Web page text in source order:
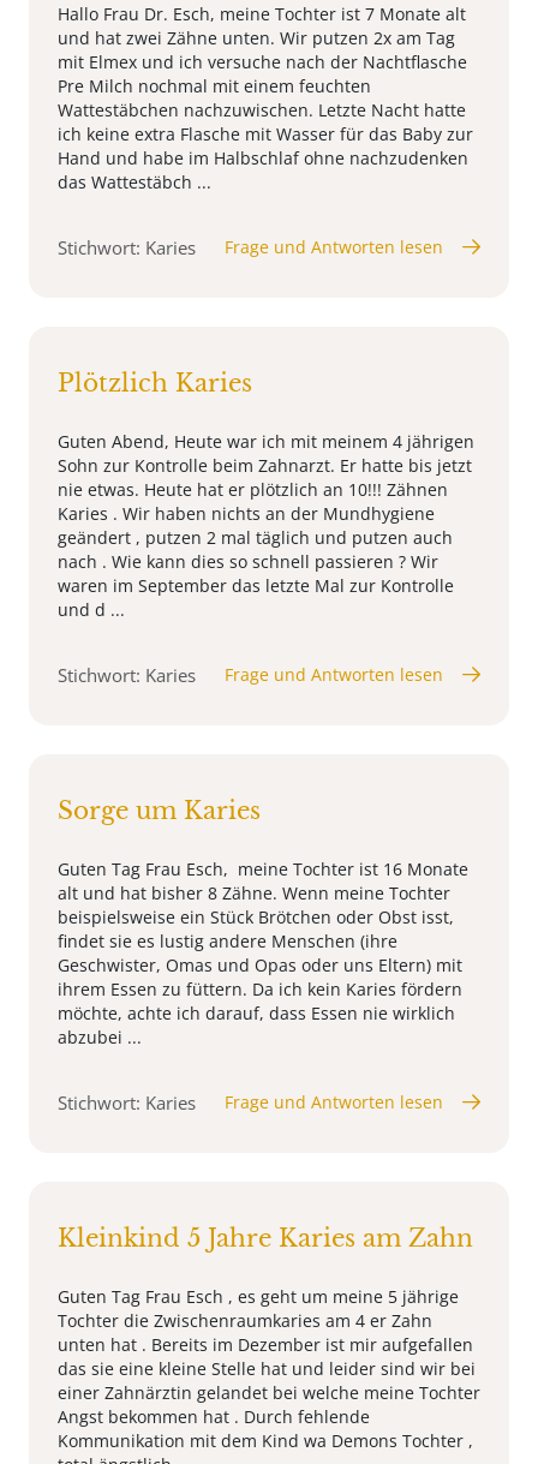
Hallo Frau Dr. Esch, meine Tochter ist 7 Monate alt
und hat zwei Zähne unten. Wir putzen 2x am Tag
mit Elmex und ich versuche nach der Nachtflasche
Pre Milch nochmal mit einem feuchten
Wattestäbchen nachzuwischen. Letzte Nacht hatte
ich keine extra Flasche mit Wasser für das Baby zur
Hand und habe im Halbschlaf ohne nachzudenken
das Wattestäbch ...
Stichwort: Karies Frage und Antworten lesen
Plötzlich Karies
Guten Abend, Heute war ich mit meinem 4 jährigen
Sohn zur Kontrolle beim Zahnarzt. Er hatte bis jetzt
nie etwas. Heute hat er plötzlich an 10!!! Zähnen
Karies . Wir haben nichts an der Mundhygiene
geändert , putzen 2 mal täglich und putzen auch
nach . Wie kann dies so schnell passieren ? Wir
waren im September das letzte Mal zur Kontrolle
und d ...
Stichwort: Karies Frage und Antworten lesen
Sorge um Karies
Guten Tag Frau Esch, meine Tochter ist 16 Monate
alt und hat bisher 8 Zähne. Wenn meine Tochter
beispielsweise ein Stück Brötchen oder Obst isst,
findet sie es lustig andere Menschen (ihre
Geschwister, Omas und Opas oder uns Eltern) mit
ihrem Essen zu füttern. Da ich kein Karies fördern
möchte, achte ich darauf, dass Essen nie wirklich
abzubei ...
Stichwort: Karies Frage und Antworten lesen
Kleinkind 5 Jahre Karies am Zahn
Guten Tag Frau Esch , es geht um meine 5 jährige
Tochter die Zwischenraumkaries am 4 er Zahn
unten hat . Bereits im Dezember ist mir aufgefallen
das sie eine kleine Stelle hat und leider sind wir bei
einer Zahnärztin gelandet bei welche meine Tochter
Angst bekommen hat . Durch fehlende
Kommunikation mit dem Kind wa Demons Tochter ,